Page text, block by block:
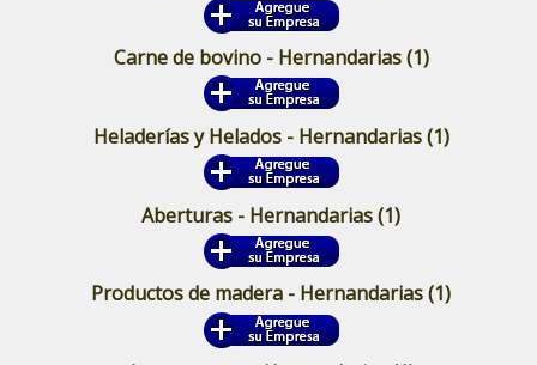
Carne de bovino - Hernandarias(1)
Heladerías y Helados - Hernandarias(1)
Aberturas - Hernandarias(1)
Productos de madera - Hernandarias(1)